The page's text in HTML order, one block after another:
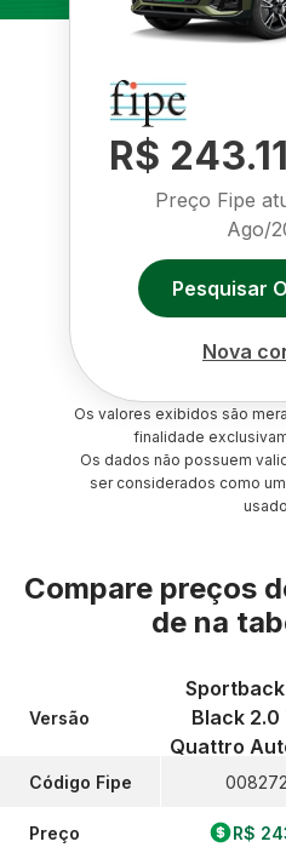
R$
Preço Fipe
Ago/
Pesquisar
Nova
Os valores exibidos são
finalidade
Os dados não possuem
ser considerados como
Compare preços
de na
Versão
Código Fipe
Preço
Sportback
Black 2.0
Quattro
R$